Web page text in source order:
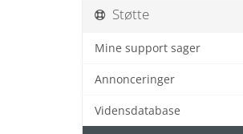
Støtte
Mine support sager
Annonceringer
Vidensdatabase